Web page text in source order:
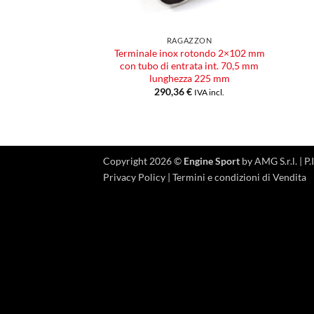
RAGAZZON
Terminale inox rotondo 2×102 mm
con tubo di entrata int. 70,5 mm
lunghezza 225 mm
290,36€ IVA incl.
Copyright 2026 © Engine Sport by AMG S.r.l. |
Privacy Policy | Termini e condizioni di Vendita